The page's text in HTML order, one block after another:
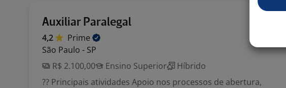
Auxiliar Paralegal
4,2
Prime
São Paulo - SP
R$ 2.100,00
Ensino Superior
Híbrido
?? Principais atividades Apoio nos processos de abertura,